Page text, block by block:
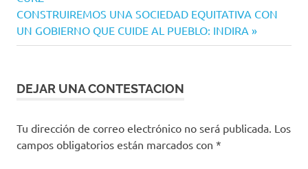
PRIANRD
de
entradas
Siguiente
entrada:
CONSTRUIREMOS UNA SOCIEDAD EQUITATIVA CON
UN GOBIERNO QUE CUIDE AL PUEBLO: INDIRA
DEJAR UNA CONTESTACION
Tu dirección de correo electrónico no será publicada. Los
campos obligatorios están marcados con *